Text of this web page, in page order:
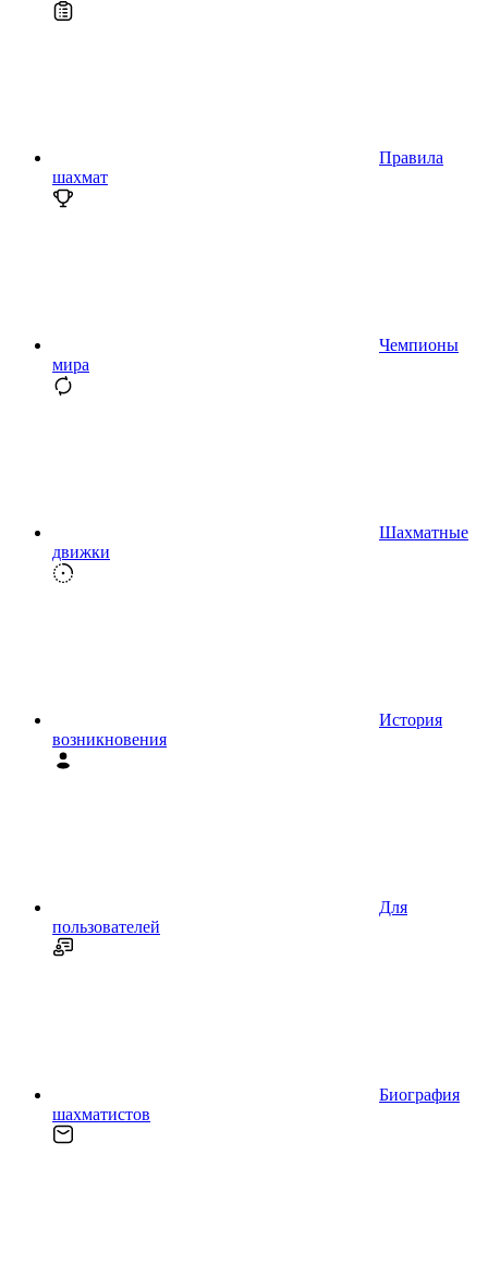
Правила
шахмат
Чемпионы
мира
Шахматные
движки
История
возникновения
Для
пользователей
Биография
шахматистов